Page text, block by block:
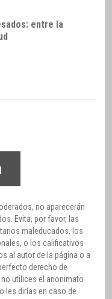
entre la
no aparecerán
Evita, por favor, las
maleducados, los
o los calificativos
al autor de la página o a
derecho de
utilices el anonimato
les dirías en caso de